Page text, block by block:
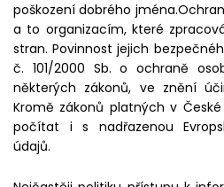
poškození dobrého
a to organizacím, které
stran. Povinnost jejich
č. 101/2000 Sb. o ochraně
některých zákonů, ve znění
Kromě zákonů platných v
počítat i s nadřazenou
údajů.